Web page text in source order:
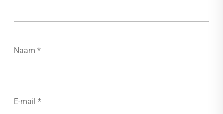
Naam *
E-mail *